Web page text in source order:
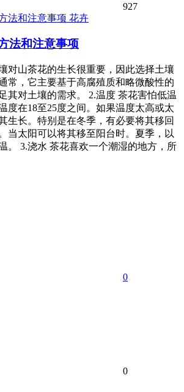
927
花卉
法和注意事项
对山茶花的生长很重要，因此选择土壤
常，它主要基于高腐殖质和略微酸性的
其对土壤的需求。 2.温度 茶花害怕低温
度在18至25度之间。如果温度太高或太
生长。特别是在冬季，有必要将其移回
当太阳可以将其移至阳台时。夏季，以
。 3.浇水 茶花喜欢一个潮湿的地方，所
0
0